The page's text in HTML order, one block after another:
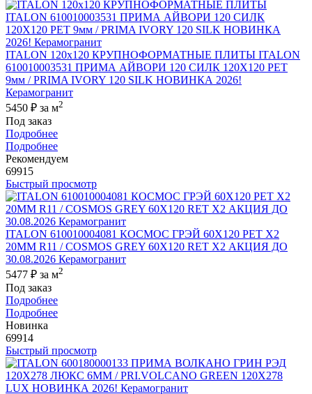
ITALON 120x120 КРУПНОФОРМАТНЫЕ ПЛИТЫ ITALON
610010003531 ПРИМА АЙВОРИ 120 СИЛК 120Х120 РЕТ
9мм / PRIMA IVORY 120 SILK НОВИНКА 2026!
Керамогранит
5450 ₽ за м2
Под заказ
Подробнее
Подробнее
Рекомендуем
69915
Быстрый просмотр
ITALON 610010004081 КОСМОС ГРЭЙ 60X120 РЕТ Х2
20MM R11 / COSMOS GREY 60X120 RET X2 АКЦИЯ ДО
30.08.2026 Керамогранит
5477 ₽ за м2
Под заказ
Подробнее
Подробнее
Новинка
69914
Быстрый просмотр